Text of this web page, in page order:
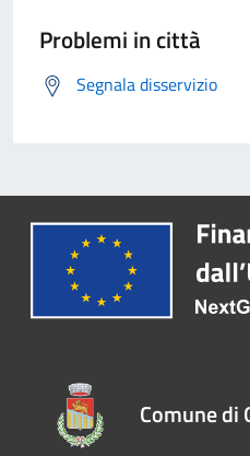
Problemi in città
Segnala disservizio
Comune di